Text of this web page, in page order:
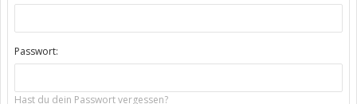
Passwort:
Hast du dein Passwort vergessen?